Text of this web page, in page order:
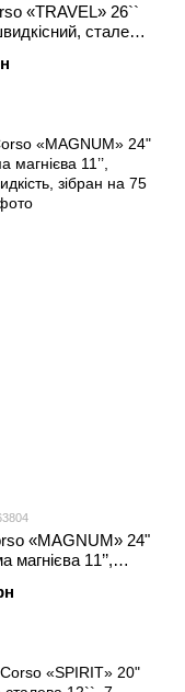
«TRAVEL» 26``
сталева
«MAGNUM» 24"
11’’,